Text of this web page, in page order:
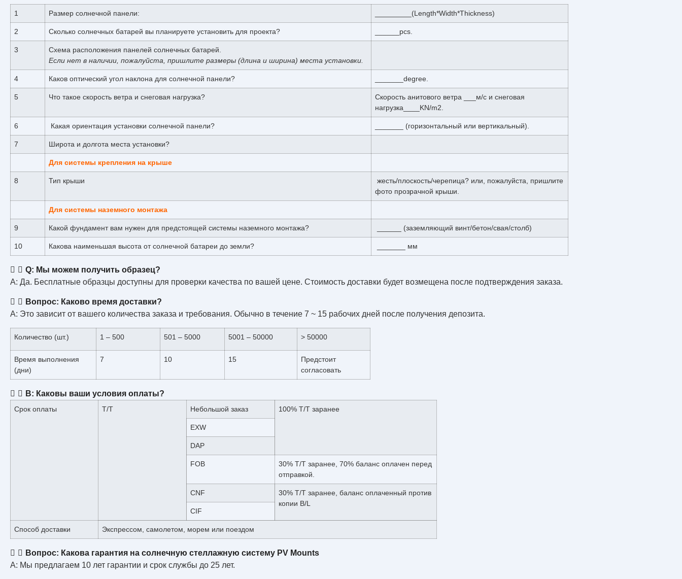
1 Размер солнечной панели: _________(Length*Width*Thickness)
2 Сколько солнечных батарей вы планируете установить для проекта? ______pcs.
3
Схема расположения панелей солнечных батарей.
Если нет в наличии, пожалуйста, пришлите размеры (длина и ширина) места установки.
4 Каков оптический угол наклона для солнечной панели? _______degree.
5 Что такое скорость ветра и снеговая нагрузка?
Скорость анитового ветра ___м/с и снеговая
нагрузка____KN/m2.
6 Какая ориентация установки солнечной панели? _______ (горизонтальный или вертикальный).
7 Широта и долгота места установки?
Для системы крепления на крыше
8 Тип крыши
жесть/плоскость/черепица? или, пожалуйста, пришлите
фото прозрачной крыши.
Для системы наземного монтажа
9 Какой фундамент вам нужен для предстоящей системы наземного монтажа? ______ (заземляющий винт/бетон/свая/столб)
10 Какова наименьшая высота от солнечной батареи до земли? _______ мм
Q: Мы можем получить образец?
A: Да. Бесплатные образцы доступны для проверки качества по вашей цене. Стоимость доставки будет возмещена после подтверждения заказа.
Вопрос: Каково время доставки?
A: Это зависит от вашего количества заказа и требования. Обычно в течение 7 ~ 15 рабочих дней после получения депозита.
Количество (шт.) 1 – 500 501 – 5000 5001 – 50000 > 50000
Время выполнения
(дни)
7 10 15
Предстоит
согласовать
В: Каковы ваши условия оплаты?
Срок оплаты T/T Небольшой заказ 100% T/T заранее
EXW
DAP
FOB
30% T/T заранее, 70% баланс оплачен перед
отправкой.
CNF
30% T/T заранее, баланс оплаченный против
копии B/L
CIF
Способ доставки Экспрессом, самолетом, морем или поездом
Вопрос: Какова гарантия на солнечную стеллажную систему PV Mounts
A: Мы предлагаем 10 лет гарантии и срок службы до 25 лет.